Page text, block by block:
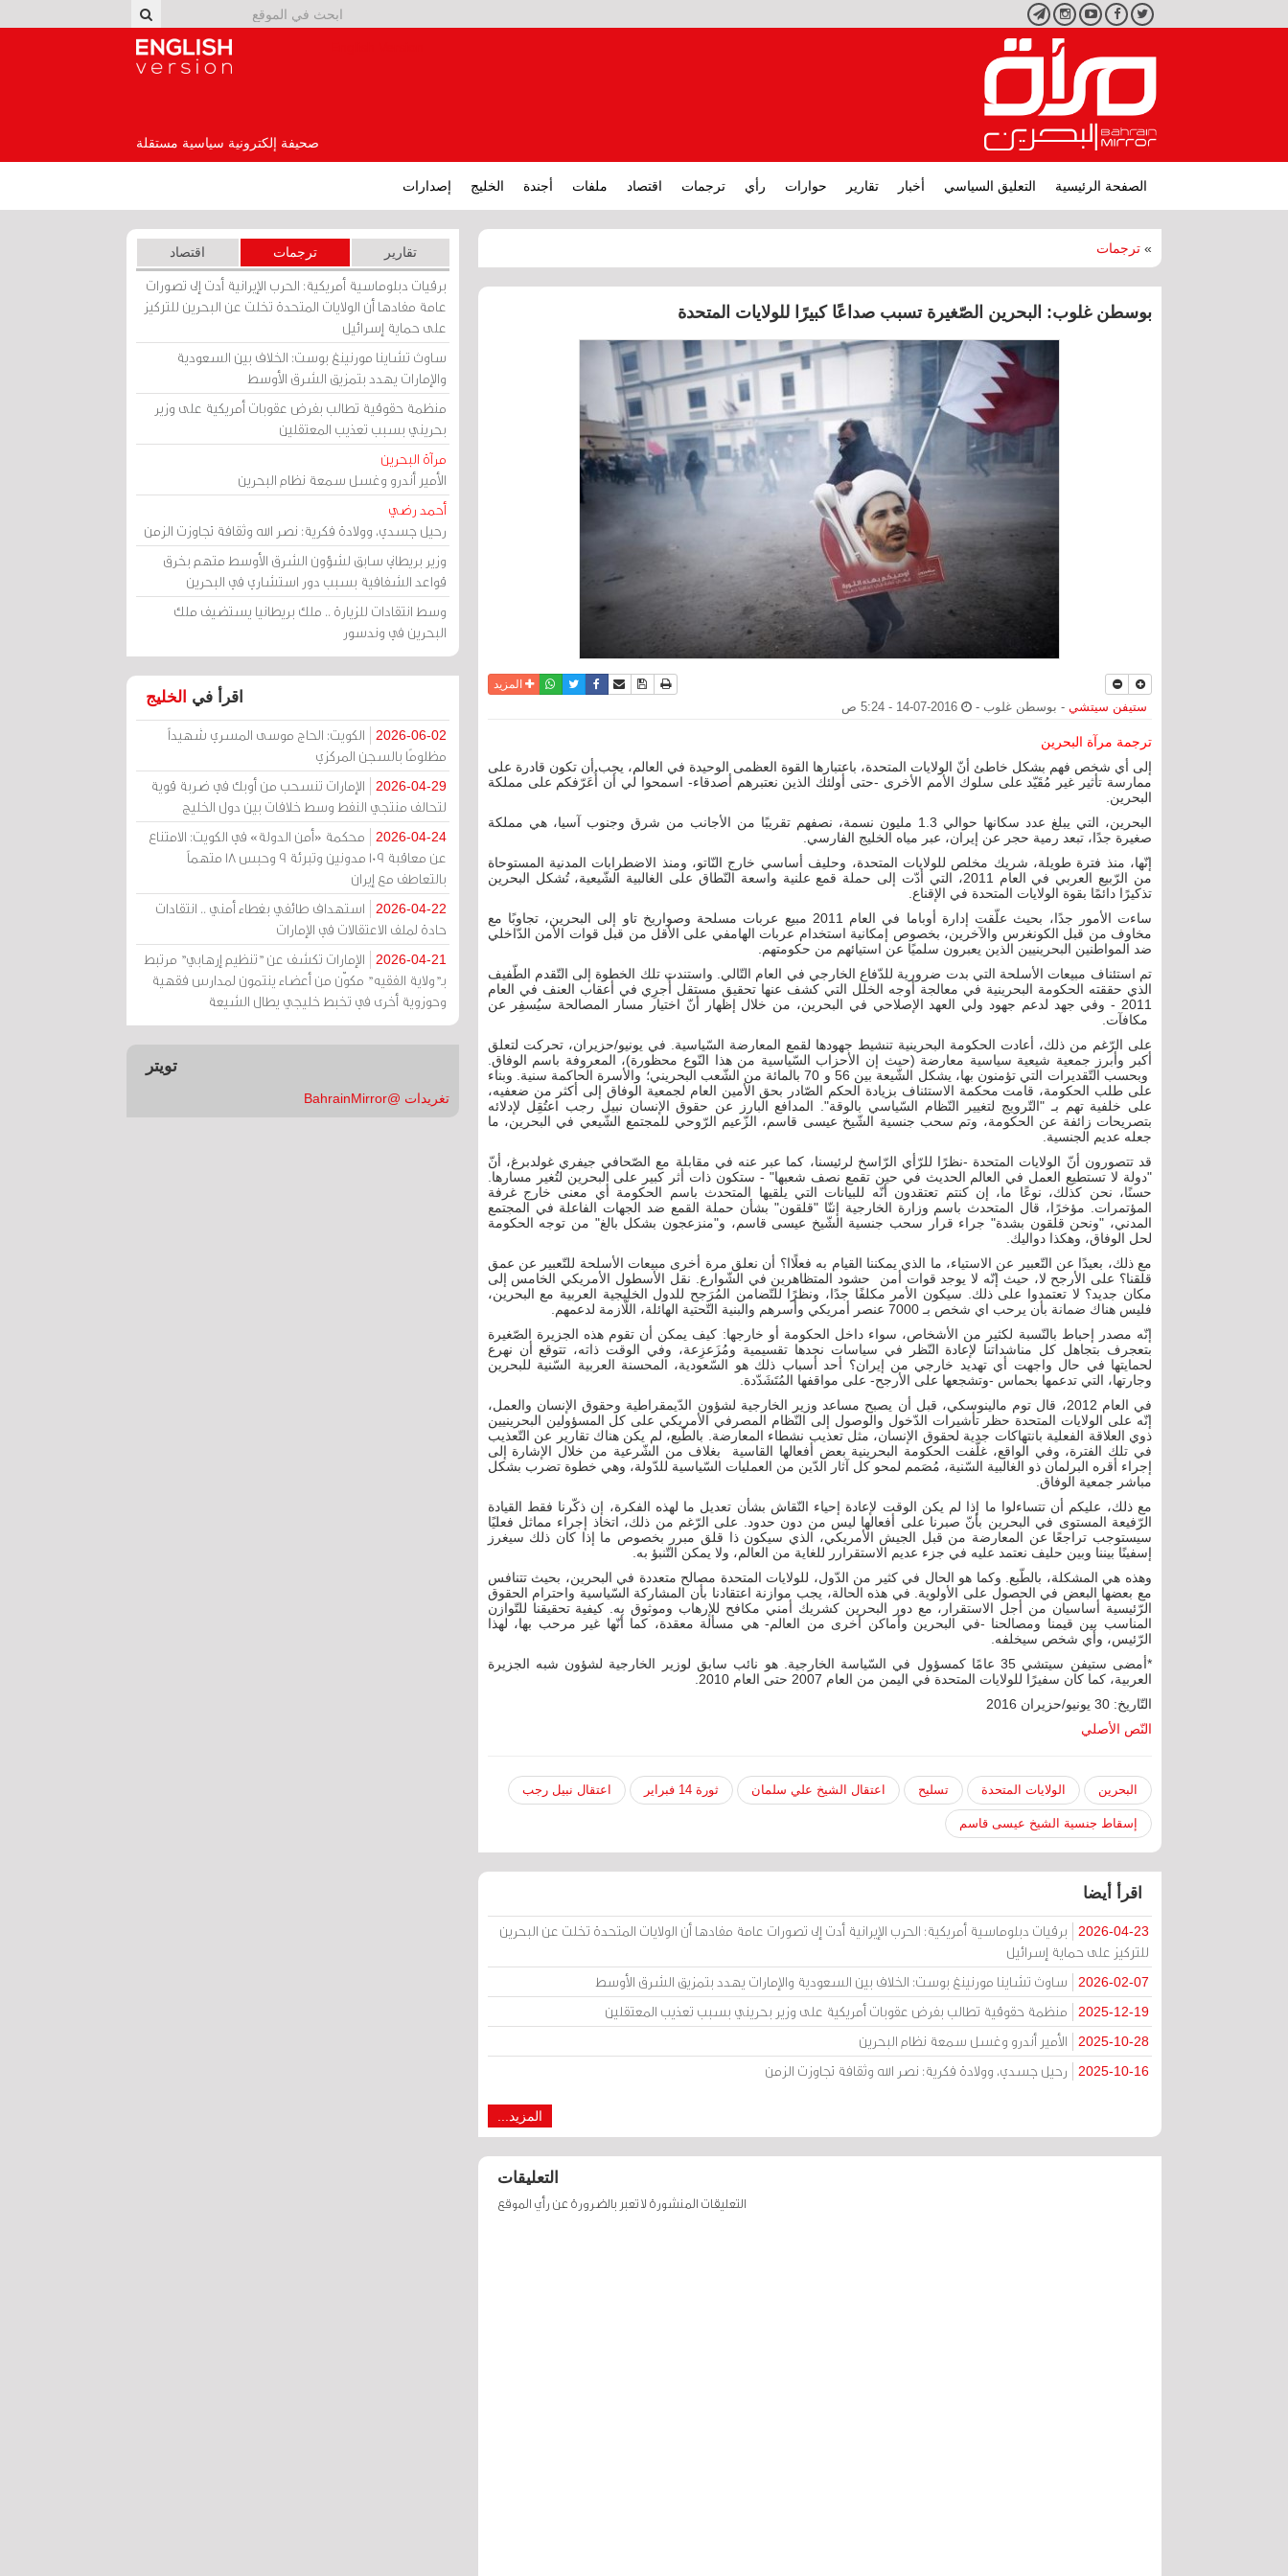
تويتر فيسبوكيوتيوبانستجرامتليجرام
صحيفة إلكترونية سياسية مستقلة
الصفحة الرئيسية التعليق السياسي أخبار تقارير حوارات رأي ترجمات اقتصاد ملفات أجندة الخليج إصدارات
» ترجمات
بوسطن غلوب: البحرين الصّغيرة تسبب صداعًا كبيرًا للولايات المتحدة
نسخة للطباعة
حفظ الموضوع
أرسل الى صديق
فيسبوكتويترواتسابالمزيد
ستيفن سيتشي - بوسطن غلوب -
ترجمة مرآة البحرين
إلى أي شخص فهم بشكل خاطئ أنّ الولايات المتحدة، باعتبارها القوة العظمى الوحيدة في العالم، يجب أن تكون قادرة على
ممارسة تأثير غير مُقَيّد على سلوك الأمم الأخرى -حتى أولئك الذين نعتبرهم أصدقاء- اسمحوا لي أن أُعَرّفكم على مملكة
البحرين.
البحرين، التي يبلغ عدد سكانها حوالي 1.3 مليون نسمة، نصفهم تقريبًا من الأجانب من شرق وجنوب آسيا، هي مملكة
صغيرة جدًا، تبعد رمية حجر عن إيران، عبر مياه الخليج الفارسي.
إنّها، منذ فترة طويلة، شريك مخلص للولايات المتحدة، وحليف أساسي خارج النّاتو، ومنذ الاضطرابات المدنية المستوحاة
من الرّبيع العربي في العام 2011، التي أدّت إلى حملة قمع علنية واسعة النّطاق على الغالبية الشّيعية، تُشكل البحرين
تذكيرًا دائمًا بقوة الولايات المتحدة في الإقناع.
ساءت الأمور جدًا، بحيث علّقت إدارة أوباما في العام 2011 مبيع عربات مسلحة وصواريخ تاو إلى البحرين، تجاوبًا مع
مخاوف من قبل الكونغرس والآخرين، بخصوص إمكانية استخدام عربات الهامفي على الأقل من قبل قوات الأمن الدّاخلي
ضد المواطنين البحرينيين الذين يعبرون سلميًا عن استيائهم من حكومتهم.
تم استئناف مبيعات الأسلحة التي بدت ضرورية للدّفاع الخارجي في العام التّالي. واستندت تلك الخطوة إلى التّقدم الطّفيف
الذي حققته الحكومة البحرينية في معالجة أوجه الخلل التي كشف عنها تحقيق مستقل أُجرِي في أعقاب العنف في العام
2011 - وفي جهد لدعم جهود ولي العهد الإصلاحي في البحرين، من خلال إظهار أنّ اختيار مسار المصالحة سيُسفِر عن
مكافآت.
على الرّغم من ذلك، أعادت الحكومة البحرينية تنشيط جهودها لقمع المعارضة السّياسية. في يونيو/حزيران، تحركت لتعلق
أكبر وأبرز جمعية شيعية سياسية معارضة (حيث إن الأحزاب السّياسية من هذا النّوع محظورة)، المعروفة باسم الوفاق.
وبحسب التّقديرات التي تؤمنون بها، يشكل الشّيعة بين 56 و 70 بالمائة من الشّعب البحريني؛ والأسرة الحاكمة سنية. وبناء
على طلب الحكومة، قامت محكمة الاستئناف بزيادة الحكم الصّادر بحق الأمين العام لجمعية الوفاق إلى أكثر من ضعفيه،
على خلفية تهم بـ "التّرويج لتغيير النّظام السّياسي بالوقة". المدافع البارز عن حقوق الإنسان نبيل رجب اعتُقِل لإدلائه
بتصريحات زائفة عن الحكومة، وتم سحب جنسية الشّيخ عيسى قاسم، الزّعيم الرّوحي للمجتمع الشّيعي في البحرين، ما
جعله عديم الجنسية.
قد تتصورون أنّ الولايات المتحدة -نظرًا للرّأي الرّاسخ لرئيسنا، كما عبر عنه في مقابلة مع الصّحافي جيفري غولدبرغ، أنّ
"دولة لا تستطيع العمل في العالم الحديث في حين تقمع نصف شعبها" - ستكون ذات أثر كبير على البحرين لتُغير مسارها.
حسنًا، نحن كذلك، نوعًا ما، إن كنتم تعتقدون أنّه للبيانات التي يلقيها المتحدث باسم الحكومة أي معنى خارج غرفة
المؤتمرات. مؤخرًا، قال المتحدث باسم وزارة الخارجية إننّا "قلقون" بشأن حملة القمع ضد الجهات الفاعلة في المجتمع
المدني، "ونحن قلقون بشدة" جراء قرار سحب جنسية الشّيخ عيسى قاسم، و"منزعجون بشكل بالغ" من توجه الحكومة
لحل الوفاق، وهكذا دواليك.
مع ذلك، بعيدًا عن التّعبير عن الاستياء، ما الذي يمكننا القيام به فعلًاا؟ أن نعلق مرة أخرى مبيعات الأسلحة للتّعبير عن عمق
قلقنا؟ على الأرجح لا، حيث إنّه لا يوجد قوات أمن حشود المتظاهرين في الشّوارع. نقل الأسطول الأمريكي الخامس إلى
مكان جديد؟ لا تعتمدوا على ذلك. سيكون الأمر مكلفًا جدًا، ونظرًا للتّضامن المُرَجح للدول الخليجية العربية مع البحرين،
فليس هناك ضمانة بأن يرحب اي شخص بـ 7000 عنصر أمريكي وأسرهم والبنية التّحتية الهائلة، اللّازمة لدعمهم.
إنّه مصدر إحباط بالنّسبة لكثير من الأشخاص، سواء داخل الحكومة أو خارجها: كيف يمكن أن تقوم هذه الجزيرة الصّغيرة
بتعجرف بتجاهل كل مناشداتنا لإعادة النّظر في سياسات نجدها تقسيمية ومُزَعزِعة، وفي الوقت ذاته، تتوقع أن نهرع
لحمايتها في حال واجهت أي تهديد خارجي من إيران؟ أحد أسباب ذلك هو السّعودية، المحسنة العربية السّنية للبحرين
وجارتها، التي تدعمها بحماس -وتشجعها على الأرجح- على مواقفها المُتَشَدّدة.
في العام 2012، قال توم مالينوسكي، قبل أن يصبح مساعد وزير الخارجية لشؤون الدّيمقراطية وحقوق الإنسان والعمل،
إنّه على الولايات المتحدة حظر تأشيرات الدّخول والوصول إلى النّظام المصرفي الأمريكي على كل المسؤولين البحرينيين
ذوي العلاقة الفعلية بانتهاكات جدية لحقوق الإنسان، مثل تعذيب نشطاء المعارضة. بالطّبع، لم يكن هناك تقارير عن التّعذيب
في تلك الفترة، وفي الواقع، غلّفت الحكومة البحرينية بعض أفعالها القاسية بغلاف من الشّرعية من خلال الإشارة إلى
إجراء أقره البرلمان ذو الغالبية السّنية، مُصَمم لمحو كل آثار الدّين من العمليات السّياسية للدّولة، وهي خطوة تضرب بشكل
مباشر جمعية الوفاق.
مع ذلك، عليكم أن تتساءلوا ما إذا لم يكن الوقت لإعادة إحياء النّقاش بشأن تعديل ما لهذه الفكرة، إن ذكّرنا فقط القيادة
الرّفيعة المستوى في البحرين بأنّ صبرنا على أفعالها ليس من دون حدود. على الرّغم من ذلك، اتخاذ إجراء مماثل فعليًا
سيستوجب تراجعًا عن المعارضة من قبل الجيش الأمريكي، الذي سيكون ذا قلق مبرر بخصوص ما إذا كان ذلك سيغرز
إسفينًا بيننا وبين حليف نعتمد عليه في جزء عديم الاستقرارر للغاية من العالم، ولا يمكن التّنبؤ به.
وهذه هي المشكلة، بالطّبع. وكما هو الحال في كثير من الدّول، للولايات المتحدة مصالح متعددة في البحرين، بحيث تتنافس
مع بعضها البعض في الحصول على الأولوية. في هذه الحالة، يجب موازنة اعتقادنا بأن المشاركة السّياسية واحترام الحقوق
الرّئيسية أساسيان من أجل الاستقرار، مع دور البحرين كشريك أمني مكافح للإرهاب وموثوق به. كيفية تحقيقنا للتّوازن
المناسب بين قيمنا ومصالحنا -في البحرين وأماكن أخرى من العالم- هي مسألة معقدة، كما أنّها غير مرحب بها، لهذا
الرّئيس، وأي شخص سيخلفه.
*أمضى ستيفن سيتشي 35 عامًا كمسؤول في السّياسة الخارجية. هو نائب سابق لوزير الخارجية لشؤون شبه الجزيرة
العربية، كما كان سفيرًا للولايات المتحدة في اليمن من العام 2007 حتى العام 2010.
التّاريخ: 30 يونيو/حزيران 2016
النّص الأصلي
البحرين الولايات المتحدة تسليح اعتقال الشيخ علي سلمان ثورة 14 فبراير اعتقال نبيل رجب
إسقاط جنسية الشيخ عيسى قاسم
اقرأ أيضا
2026-04-23
برقيات دبلوماسية أمريكية: الحرب الإيرانية أدت إلى تصورات عامة مفادها أن الولايات المتحدة تخلت عن البحرين
للتركيز على حماية إسرائيل
2026-02-07 ساوث تشاينا مورنينغ بوست: الخلاف بين السعودية والإمارات يهدد بتمزيق الشرق الأوسط
2025-12-19 منظمة حقوقية تطالب بفرض عقوبات أمريكية على وزير بحريني بسبب تعذيب المعتقلين
2025-10-28 الأمير أندرو وغسل سمعة نظام البحرين
2025-10-16 رحيل جسدي، وولادة فكرية: نصر الله وثقافة تجاوزت الزمن
المزيد...
التعليقات
التعليقات المنشورة لا تعبر بالضرورة عن رأي الموقع
تقارير ترجمات اقتصاد
برقيات دبلوماسية أمريكية: الحرب الإيرانية أدت إلى تصورات
عامة مفادها أن الولايات المتحدة تخلت عن البحرين للتركيز
على حماية إسرائيل
ساوث تشاينا مورنينغ بوست: الخلاف بين السعودية
والإمارات يهدد بتمزيق الشرق الأوسط
منظمة حقوقية تطالب بفرض عقوبات أمريكية على وزير
بحريني بسبب تعذيب المعتقلين
مرآة البحرين
الأمير أندرو وغسل سمعة نظام البحرين
أحمد رضي
رحيل جسدي، وولادة فكرية: نصر الله وثقافة تجاوزت الزمن
وزير بريطاني سابق لشؤون الشرق الأوسط متهم بخرق
قواعد الشفافية بسبب دور استشاري في البحرين
وسط انتقادات للزيارة .. ملك بريطانيا يستضيف ملك
البحرين في وندسور
اقرأ في الخليج
2026-06-02
الكويت: الحاج موسى المسري شهيداً
مظلومًا بالسجن المركزي
2026-04-29
الإمارات تنسحب من أوبك في ضربة قوية
لتحالف منتجي النفط وسط خلافات بين دول الخليج
2026-04-24
محكمة «أمن الدولة» في الكويت: الامتناع
عن معاقبة 109 مدونين وتبرئة 9 وحبس 18 متهماً
بالتعاطف مع إيران
2026-04-22
استهداف طائفي بغطاء أمني .. انتقادات
حادة لملف الاعتقالات في الإمارات
2026-04-21
الإمارات تكشف عن "تنظيم إرهابي" مرتبط
بـ"ولاية الفقيه" مكوّن من أعضاء ينتمون لمدارس فقهية
وحوزوية أخرى في تخبط خليجي يطال الشيعة
تويتر
تغريدات @BahrainMirror